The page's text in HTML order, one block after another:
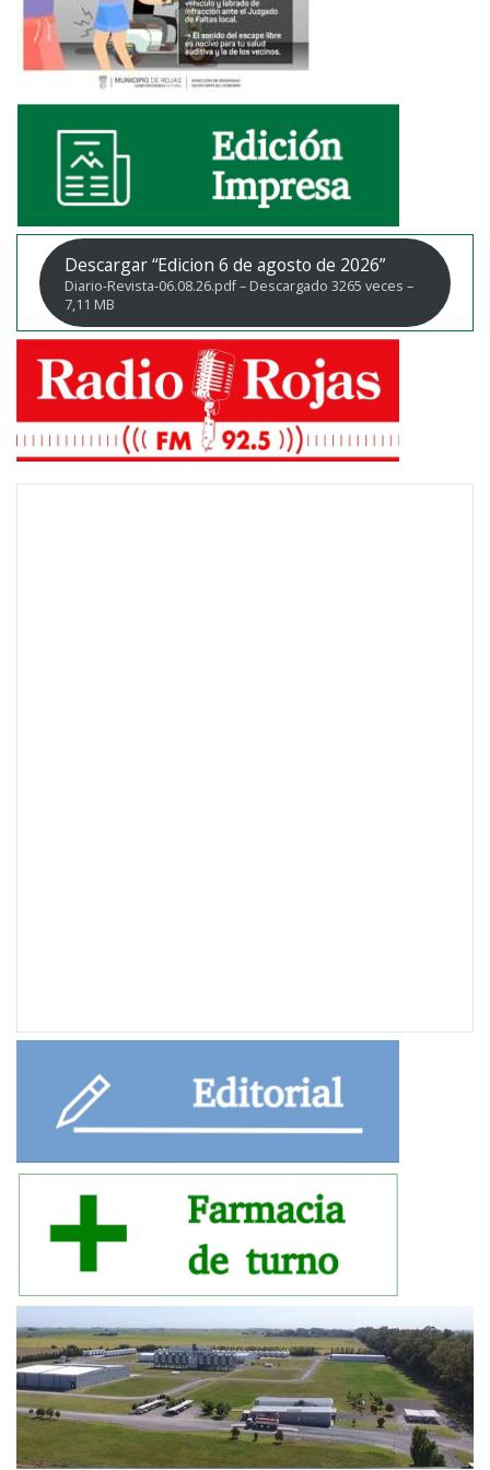
Descargar “Edicion 6 de agosto de 2026”
Diario-Revista-06.08.26.pdf – Descargado 3265 veces –
7,11 MB